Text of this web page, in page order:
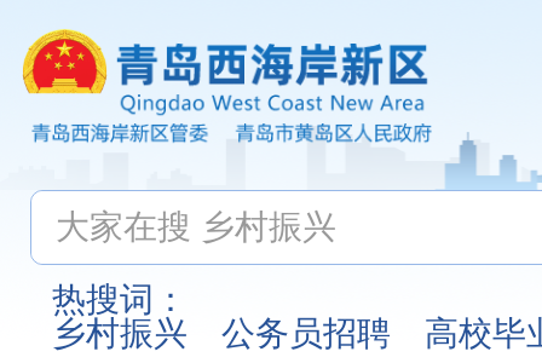
热搜词：
乡村振兴
公务员招聘 高校毕